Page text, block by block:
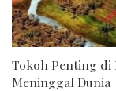
Tokoh Penting di
Meninggal Dunia